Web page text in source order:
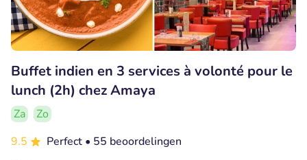
Buffet indien en 3 services à volonté pour le
lunch (2h) chez Amaya
Za
Zo
9.5
Perfect • 55 beoordelingen